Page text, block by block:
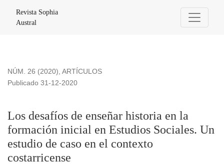
Revista Sophia
Austral
NÚM. 26 (2020), ARTÍCULOS
Los desafíos de enseñar historia en la
formación inicial en Estudios Sociales. Un
estudio de caso en el contexto
costarricense
Publicado 31-12-2020